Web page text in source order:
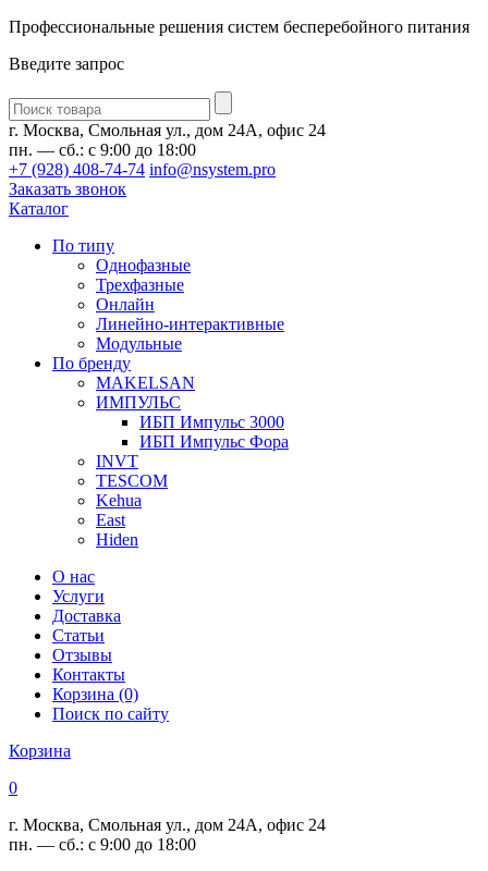
Профессиональные решения систем бесперебойного питания
Введите запрос
Введите
запрос
г. Москва, Смольная ул., дом 24А, офис 24
пн. — сб.: с 9:00 до 18:00
+7 (928) 408-74-74 info@nsystem.pro
Заказать звонок
Каталог
По типу
Однофазные
Трехфазные
Онлайн
Линейно-интерактивные
Модульные
По бренду
MAKELSAN
ИМПУЛЬС
ИБП Импульс 3000
ИБП Импульс Фора
INVT
TESCOM
Kehua
East
Hiden
О нас
Услуги
Доставка
Статьи
Отзывы
Контакты
Корзина (0)
Поиск по сайту
Корзина
0
г. Москва, Смольная ул., дом 24А, офис 24
пн. — сб.: с 9:00 до 18:00